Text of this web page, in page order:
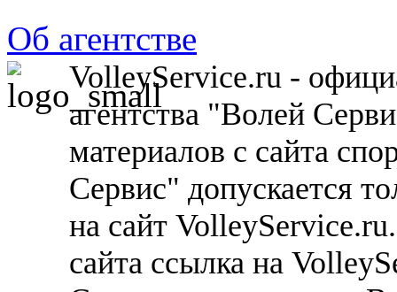
Об агентстве
VolleyService.ru -
агентства "Волей
материалов с сайта
Сервис" допускается
на сайт
сайта ссылка на